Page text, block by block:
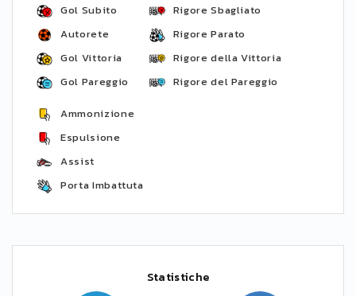
Gol Subito
Autorete
Gol Vittoria
Gol Pareggio
Rigore Sbagliato
Rigore Parato
Rigore della Vittoria
Rigore del Pareggio
Ammonizione
Espulsione
Assist
Porta Imbattuta
Statistiche